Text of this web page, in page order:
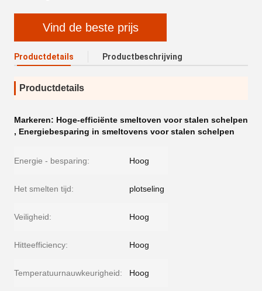
Vind de beste prijs
Productdetails Productbeschrijving
Productdetails
Markeren: Hoge-efficiënte smeltoven voor stalen schelpen
, Energiebesparing in smeltovens voor stalen schelpen
Energie - besparing: Hoog
Het smelten tijd: plotseling
Veiligheid: Hoog
Hitteefficiency: Hoog
Temperatuurnauwkeurigheid: Hoog